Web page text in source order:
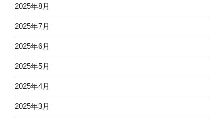
2025年8月
2025年7月
2025年6月
2025年5月
2025年4月
2025年3月